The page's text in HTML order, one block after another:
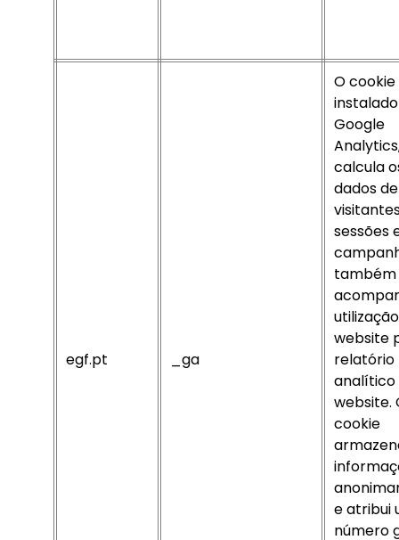
egf.pt _ga
O
Google
calcula
dados de
sessões
também
website
relatório
analítico
website.
cookie
e atribui
número